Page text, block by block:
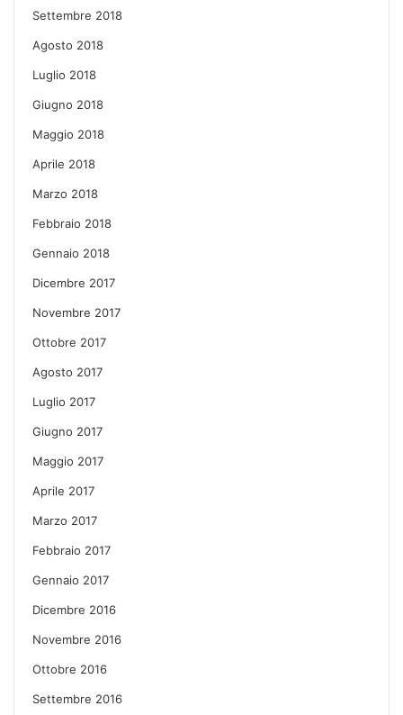
Settembre 2018
Agosto 2018
Luglio 2018
Giugno 2018
Maggio 2018
Aprile 2018
Marzo 2018
Febbraio 2018
Gennaio 2018
Dicembre 2017
Novembre 2017
Ottobre 2017
Agosto 2017
Luglio 2017
Giugno 2017
Maggio 2017
Aprile 2017
Marzo 2017
Febbraio 2017
Gennaio 2017
Dicembre 2016
Novembre 2016
Ottobre 2016
Settembre 2016